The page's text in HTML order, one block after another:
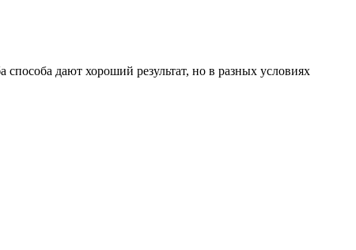
дают хороший результат, но в разных условиях